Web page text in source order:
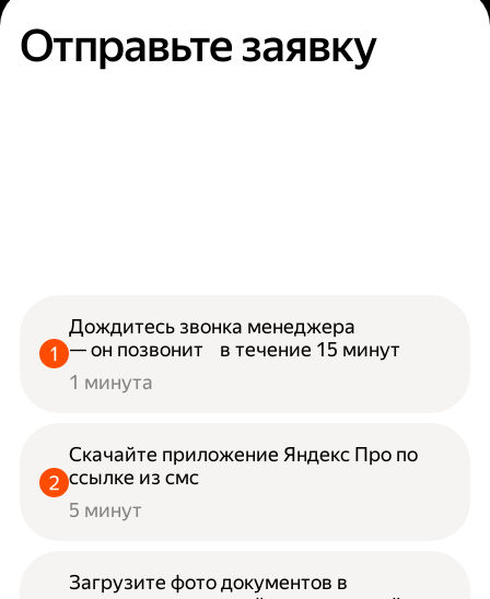
Отправьте заявку
Дождитесь звонка менеджера
— он позвонит в течение 15 минут
1 минута
Скачайте приложение Яндекс Про по
ссылке из смс
5 минут
Загрузите фото документов в